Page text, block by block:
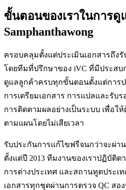
ขั้นตอนของเราในการ
Samphanthawong
ครอบคลุมตั้งแต่ประเมินเอกสารถึงรับ
โดยทีมที่ปรึกษาของ iVC ที่มีประสบ
ดูแลลูกค้าครบทุกขั้นตอนตั้งแต่การ
การเตรียมเอกสาร การแปลและรับ
การติดตามผลอย่างเป็นระบบ เพื่อใ
ตามแผนโดยไม่เสียเวลา
รับประกันการแก้ไขฟรีจนกว่าจะผ่า
ตั้งแต่ปี 2013 ทีมงานของเราปฏิบัติ
การต่างประเทศ และสถานทูตประเ
เอกสารทุกชุดผ่านการตรวจ QC สอ